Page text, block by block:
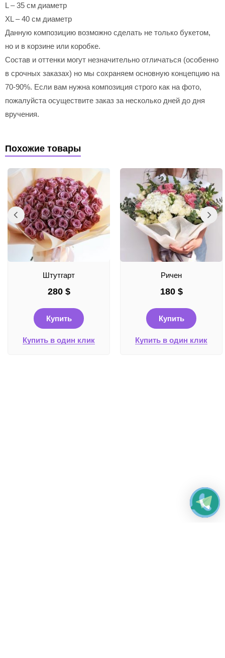
L – 35 см диаметр
XL – 40 см диаметр
Данную композицию возможно сделать не только букетом,
но и в корзине или коробке.
Состав и оттенки могут незначительно отличаться (особенно
в срочных заказах) но мы сохраняем основную концепцию на
70-90%. Если вам нужна композиция строго как на фото,
пожалуйста осуществите заказ за несколько дней до дня
вручения.
Похожие товары
Штутгарт
280 $
Купить
Купить в один клик
Ричен
180 $
Купить
Купить в один клик